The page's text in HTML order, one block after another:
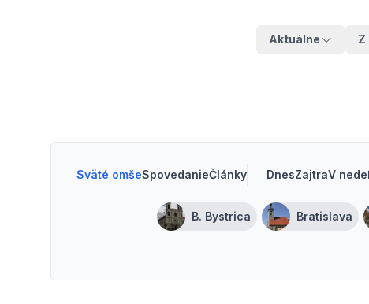
Aktuálne Z
Sväté omšeSpovedanieČlánky DnesZajtraV
B. Bystrica Bratislava